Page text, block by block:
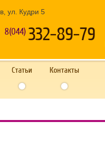
ул. Кудри 5
8(044) 332-89-79
Статьи Контакты